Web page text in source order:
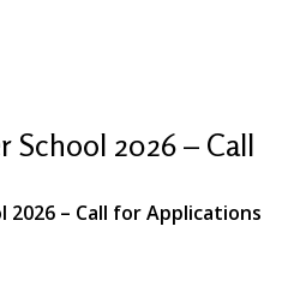
School 2026 – Call
2026 – Call for Applications